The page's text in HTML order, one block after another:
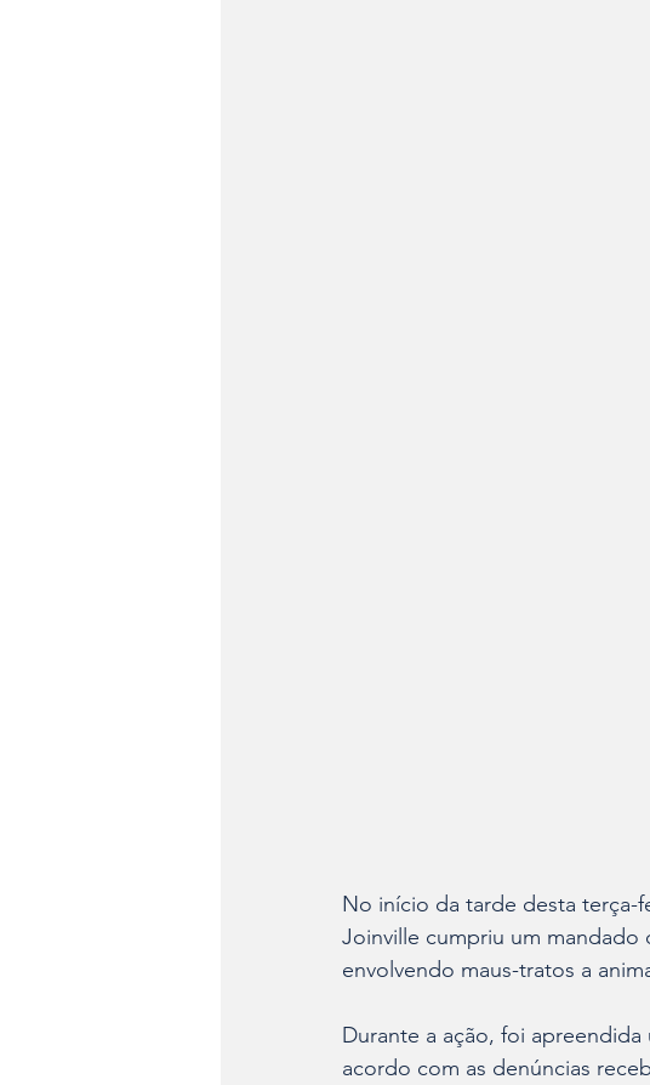
No início da tarde desta terça-
Joinville cumpriu um mandado
envolvendo maus-tratos a
Durante a ação, foi
acordo com as denúncias